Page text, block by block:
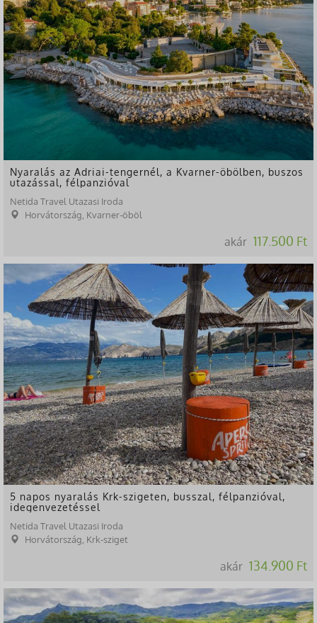
Nyaralás az Adriai-tengernél, a Kvarner-öbölben, buszos
utazással, félpanzióval
Netida Travel Utazasi Iroda
Horvátország, Kvarner-öböl
akár 117.500 Ft
5 napos nyaralás Krk-szigeten, busszal, félpanzióval,
idegenvezetéssel
Netida Travel Utazasi Iroda
Horvátország, Krk-sziget
akár 134.900 Ft